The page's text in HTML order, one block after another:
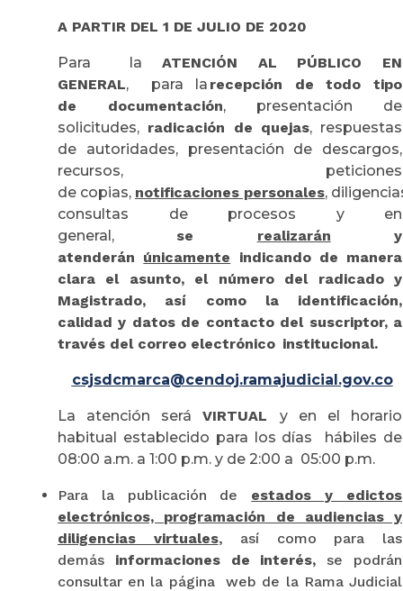
A PARTIR DEL 1 DE JULIO DE 2020
Para la ATENCIÓN AL PÚBLICO EN
GENERAL, para la recepción de todo tipo
de documentación, presentación de
solicitudes, radicación de quejas, respuestas
de autoridades, presentación de descargos,
recursos, peticiones
de copias, notificaciones personales,
consultas de procesos y en
general, se realizarán y
atenderán únicamente indicando de manera
clara el asunto, el número del radicado y
Magistrado, así como la identificación,
calidad y datos de contacto del suscriptor, a
través del correo electrónico institucional.
csjsdcmarca@cendoj.ramajudicial.gov.co
La atención seráVIRTUAL y en el horario
habitual establecido para los días hábiles de
08:00 a.m. a 1:00 p.m. y de 2:00 a 05:00 p.m.
Para la publicación de estados y edictos
electrónicos, programación de audiencias y
diligencias virtuales, así como para las
demás informaciones de interés, se podrán
consultar en la página web de la Rama Judicial